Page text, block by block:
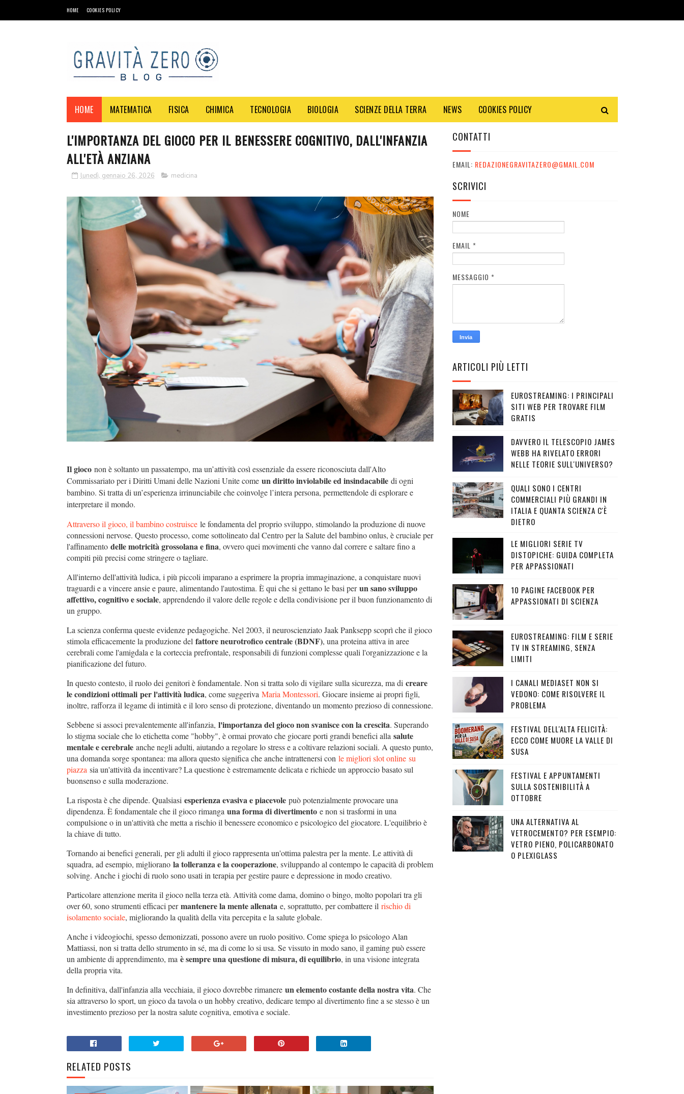
HOME COOKIES POLICY
HOME MATEMATICA FISICA CHIMICA TECNOLOGIA BIOLOGIA SCIENZE DELLA TERRA NEWS COOKIES POLICY
L'IMPORTANZA DEL GIOCO PER IL BENESSERE COGNITIVO, DALL'INFANZIA
ALL'ETÀ ANZIANA
lunedì, gennaio 26, 2026 medicina
Il gioco non è soltanto un passatempo, ma un’attività così essenziale da essere riconosciuta dall'Alto
Commissariato per i Diritti Umani delle Nazioni Unite come un diritto inviolabile ed insindacabiledi ogni
bambino. Si tratta di un’esperienza irrinunciabile che coinvolge l’intera persona, permettendole di esplorare e
interpretare il mondo.
Attraverso il gioco, il bambino costruiscele fondamenta del proprio sviluppo, stimolando la produzione di nuove
connessioni nervose. Questo processo, come sottolineato dal Centro per la Salute del bambino onlus, è cruciale per
l'affinamento delle motricità grossolana e fina, ovvero quei movimenti che vanno dal correre e saltare fino a
compiti più precisi come stringere o tagliare.
All'interno dell'attività ludica, i più piccoli imparano a esprimere la propria immaginazione, a conquistare nuovi
traguardi e a vincere ansie e paure, alimentando l'autostima. È qui che si gettano le basi perun sano sviluppo
affettivo, cognitivo e sociale, apprendendo il valore delle regole e della condivisione per il buon funzionamento di
un gruppo.
La scienza conferma queste evidenze pedagogiche. Nel 2003, il neuroscienziato Jaak Panksepp scoprì che il gioco
stimola efficacemente la produzione del fattore neurotrofico centrale (BDNF), una proteina attiva in aree
cerebrali come l'amigdala e la corteccia prefrontale, responsabili di funzioni complesse quali l'organizzazione e la
pianificazione del futuro.
In questo contesto, il ruolo dei genitori è fondamentale. Non si tratta solo di vigilare sulla sicurezza, ma di creare
le condizioni ottimali per l'attività ludica, come suggeriva Maria Montessori. Giocare insieme ai propri figli,
inoltre, rafforza il legame di intimità e il loro senso di protezione, diventando un momento prezioso di connessione.
Sebbene si associ prevalentemente all'infanzia, l'importanza del gioco non svanisce con la crescita. Superando
lo stigma sociale che lo etichetta come "hobby", è ormai provato che giocare porti grandi benefici allasalute
mentale e cerebraleanche negli adulti, aiutando a regolare lo stress e a coltivare relazioni sociali. A questo punto,
una domanda sorge spontanea: ma allora questo significa che anche intrattenersi con le migliori slot online su
piazza sia un'attività da incentivare? La questione è estremamente delicata e richiede un approccio basato sul
buonsenso e sulla moderazione.
La risposta è che dipende. Qualsiasi esperienza evasiva e piacevolepuò potenzialmente provocare una
dipendenza. È fondamentale che il gioco rimanga una forma di divertimentoe non si trasformi in una
compulsione o in un'attività che metta a rischio il benessere economico e psicologico del giocatore. L'equilibrio è
la chiave di tutto.
Tornando ai benefici generali, per gli adulti il gioco rappresenta un'ottima palestra per la mente. Le attività di
squadra, ad esempio, migliorano la tolleranza e la cooperazione, sviluppando al contempo le capacità di problem
solving. Anche i giochi di ruolo sono usati in terapia per gestire paure e depressione in modo creativo.
Particolare attenzione merita il gioco nella terza età. Attività come dama, domino o bingo, molto popolari tra gli
over 60, sono strumenti efficaci permantenere la mente allenata e, soprattutto, per combattere il rischio di
isolamento sociale, migliorando la qualità della vita percepita e la salute globale.
Anche i videogiochi, spesso demonizzati, possono avere un ruolo positivo. Come spiega lo psicologo Alan
Mattiassi, non si tratta dello strumento in sé, ma di come lo si usa. Se vissuto in modo sano, il gaming può essere
un ambiente di apprendimento, ma è sempre una questione di misura, di equilibrio, in una visione integrata
della propria vita.
In definitiva, dall'infanzia alla vecchiaia, il gioco dovrebbe rimanere un elemento costante della nostra vita. Che
sia attraverso lo sport, un gioco da tavola o un hobby creativo, dedicare tempo al divertimento fine a se stesso è un
investimento prezioso per la nostra salute cognitiva, emotiva e sociale.
RELATED POSTS
CONTATTI
EMAIL: REDAZIONEGRAVITAZERO@GMAIL.COM
SCRIVICI
NOME
EMAIL *
MESSAGGIO *
ARTICOLI PIÙ LETTI
EUROSTREAMING: I PRINCIPALI
SITI WEB PER TROVARE FILM
GRATIS
DAVVERO IL TELESCOPIO JAMES
WEBB HA RIVELATO ERRORI
NELLE TEORIE SULL'UNIVERSO?
QUALI SONO I CENTRI
COMMERCIALI PIÙ GRANDI IN
ITALIA E QUANTA SCIENZA C'È
DIETRO
LE MIGLIORI SERIE TV
DISTOPICHE: GUIDA COMPLETA
PER APPASSIONATI
10 PAGINE FACEBOOK PER
APPASSIONATI DI SCIENZA
EUROSTREAMING: FILM E SERIE
TV IN STREAMING, SENZA
LIMITI
I CANALI MEDIASET NON SI
VEDONO: COME RISOLVERE IL
PROBLEMA
FESTIVAL DELL'ALTA FELICITÀ:
ECCO COME MUORE LA VALLE DI
SUSA
FESTIVAL E APPUNTAMENTI
SULLA SOSTENIBILITÀ A
OTTOBRE
UNA ALTERNATIVA AL
VETROCEMENTO? PER ESEMPIO:
VETRO PIENO, POLICARBONATO
O PLEXIGLASS